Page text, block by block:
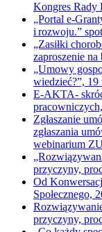
Kongres Rady
„Portal e-
i rozwoju.”
„Zasiłki
zaproszenie
„Umowy
wiedzieć?”, 19
E-AKTA-
Zgłaszanie
zgłaszania
webinarium
przyczyny,
Od
Społecznego,
przyczyny,